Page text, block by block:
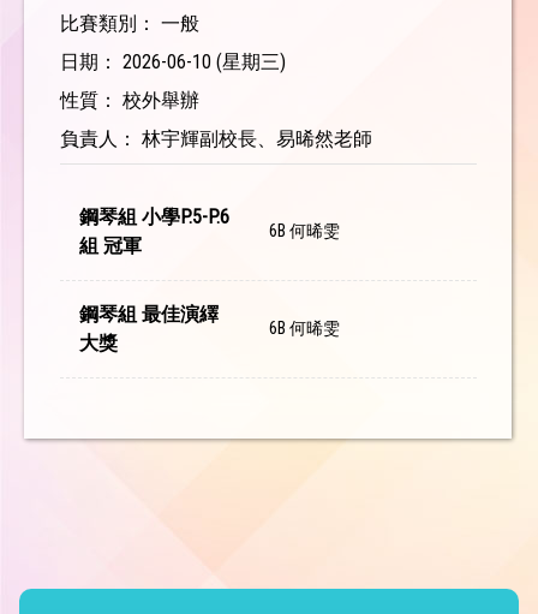
比賽類別： 一般
日期： 2026-06-10 (星期三)
性質： 校外舉辦
負責人： 林宇輝副校長、易晞然老師
鋼琴組 小學P.5-P.6
組 冠軍
6B 何晞雯
鋼琴組 最佳演繹
大獎
6B 何晞雯